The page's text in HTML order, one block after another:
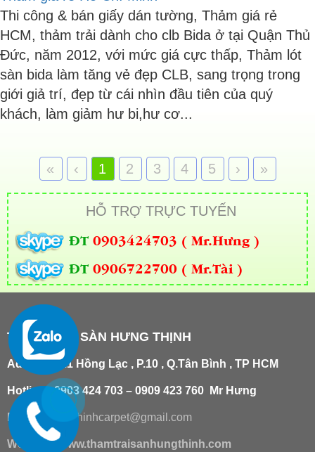
Thi công & bán giấy dán tường, Thảm giá rẻ
HCM, thảm trải dành cho clb Bida ở tại Quận Thủ
Đức, năm 2012, với mức giá cực thấp, Thảm lót
sàn bida làm tăng vẻ đẹp CLB, sang trọng trong
giới giả trí, đẹp từ cái nhìn đầu tiên của quý
khách, làm giảm hư bi,hư cơ...
« ‹ 1 2 3 4 5 › »
HỖ TRỢ TRỰC TUYẾN
ĐT 0903424703 ( Mr.Hưng )
ĐT 0906722700 ( Mr.Tài )
THẢM TRẢI SÀN HƯNG THỊNH
Add : 181/21 Hồng Lạc , P.10 , Q.Tân Bình , TP HCM
Hotline : 0903 424 703 – 0909 423 760 Mr Hưng
Email : hungthinhcarpet@gmail.com
Website: www.thamtraisanhungthinh.com